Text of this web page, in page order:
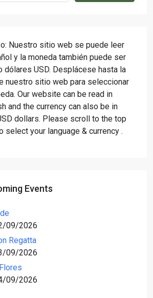
sitio web se puede leer
y la moneda también puede ser
dólares USD. Desplácese hasta la
nuestro sitio web para seleccionar
Our website can be read in
and the currency can also be in
dollars. Please scroll to the top
select your language & currency .
Events
09/2026
Regatta
09/2026
09/2026